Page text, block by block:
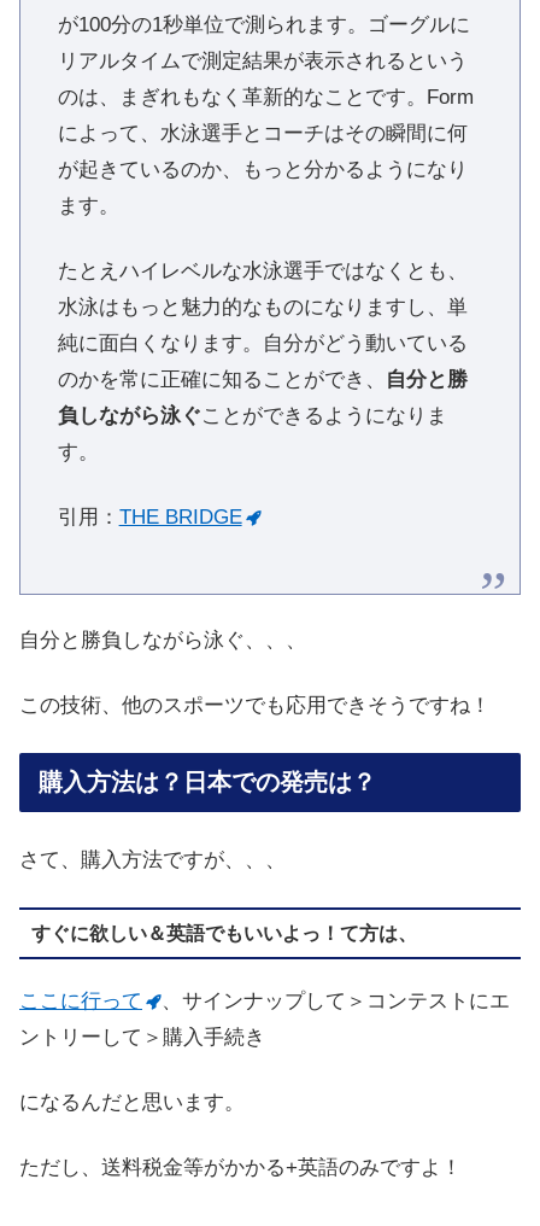
が100分の1秒単位で測られます。ゴーグルに
リアルタイムで測定結果が表示されるという
のは、まぎれもなく革新的なことです。Form
によって、水泳選手とコーチはその瞬間に何
が起きているのか、もっと分かるようになり
ます。
たとえハイレベルな水泳選手ではなくとも、
水泳はもっと魅力的なものになりますし、単
純に面白くなります。自分がどう動いている
のかを常に正確に知ることができ、
自分と勝
負しながら泳ぐことができるようになりま
す。
引用： THE BRIDGE
自分と勝負しながら泳ぐ、、、
この技術、他のスポーツでも応用できそうですね！
購入方法は？日本での発売は？
さて、購入方法ですが、、、
すぐに欲しい＆英語でもいいよっ！て方は、
ここに行って
、サインナップして＞コンテストにエ
ントリーして＞購入手続き
になるんだと思います。
ただし、送料税金等がかかる+英語のみですよ！